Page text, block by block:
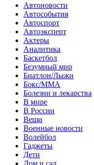
Автоновости
Автособытия
Автоспорт
Автоэксперт
Актеры
Аналитика
Баскетбол
Безумный мир
Биатлон/Лыжи
Бокс/MMA
Болезни и лекарства
В мире
В России
Вещи
Военные новости
Волейбол
Гаджеты
Дети
Дом и сад